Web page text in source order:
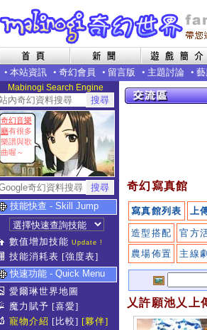
• 本站資訊 • 奇幻會員 • 留言版 • 主題討論 •
Mabinogi Search Engine
奇幻音樂
廳有很多
樂譜與歌
曲喔～
技能快查 - Skill Jump
數值增加技能 Update !
技能消耗表 [強度表]
快速功能 - Quick Menu
愛爾琳世界地圖
魔力賦予 [喜愛]
寵物介紹 [比較] [夥伴]
奇幻寫真館
寫真館列表 上
造型搭配 官方
農場佈置
主線
乂許願池乂上